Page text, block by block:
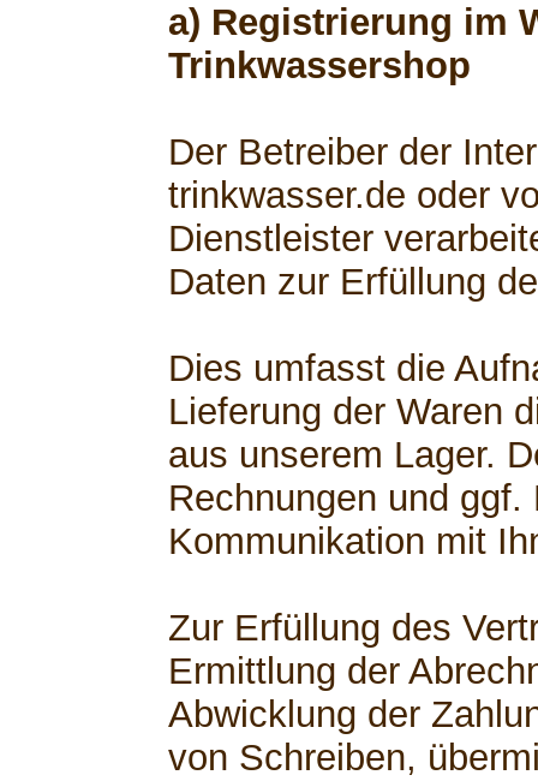
a) Registrierung im
Trinkwassershop
Der Betreiber der
trinkwasser.de oder
Dienstleister
Daten zur Erfüllung
Dies umfasst die
Lieferung der Waren
aus unserem Lager.
Rechnungen und
Kommunikation mit
Zur Erfüllung des
Ermittlung der
Abwicklung der
von Schreiben,